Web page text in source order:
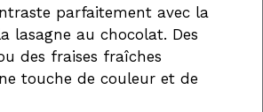
parfaitement avec la
lasagne au chocolat. Des
des fraises fraîches
touche de couleur et de